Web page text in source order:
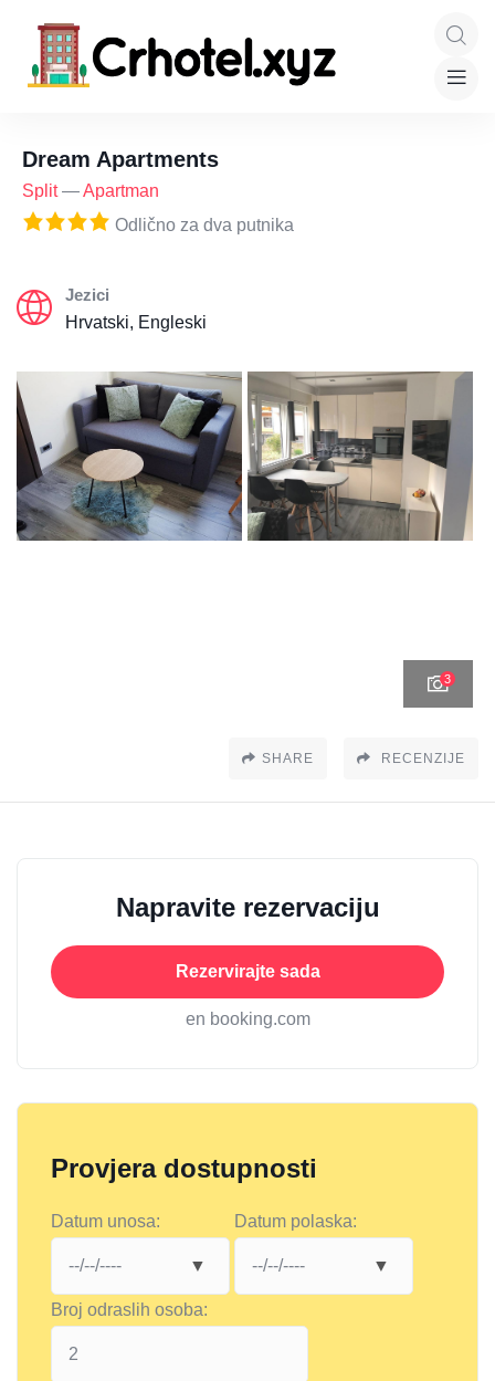
Dream Apartments
Split—Apartman
Odlično za dva putnika
Jezici
Hrvatski, Engleski
3
SHARE RECENZIJE
Napravite rezervaciju
Rezervirajte sada
en booking.com
Provjera dostupnosti
Datum unosa: Datum polaska:
Broj odraslih osoba: